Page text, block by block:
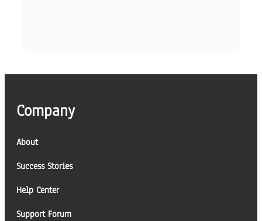
Company
About
Success Stories
Help Center
Support Forum